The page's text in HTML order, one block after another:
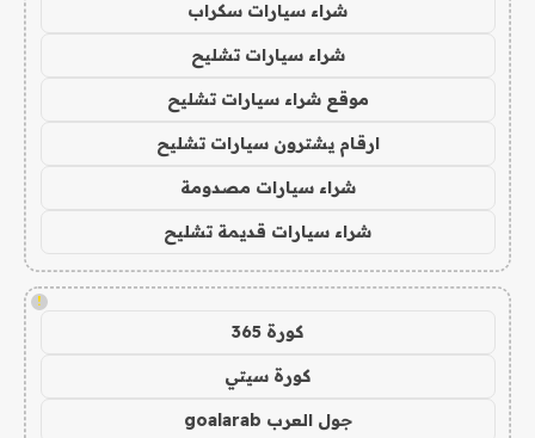
شراء سيارات سكراب
شراء سيارات تشليح
موقع شراء سيارات تشليح
ارقام يشترون سيارات تشليح
شراء سيارات مصدومة
شراء سيارات قديمة تشليح
!
كورة 365
كورة سيتي
جول العرب goalarab